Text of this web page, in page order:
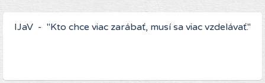
IJaV - "Kto chce viac zarábať, musí sa viac vzdelávať."